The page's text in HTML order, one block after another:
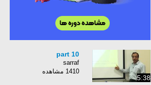
5:38
part 10
sarraf
1410 مشاهده